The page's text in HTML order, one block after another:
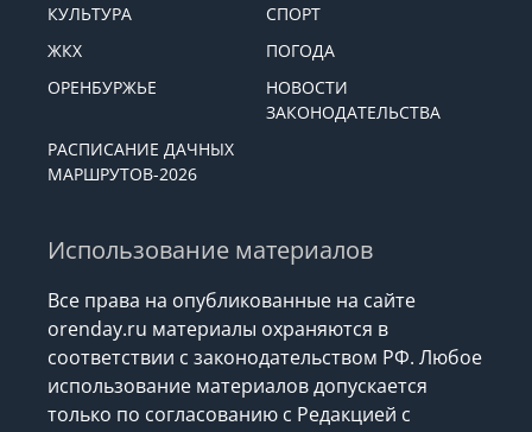
КУЛЬТУРА
СПОРТ
ЖКХ
ПОГОДА
ОРЕНБУРЖЬЕ
НОВОСТИ
ЗАКОНОДАТЕЛЬСТВА
РАСПИСАНИЕ ДАЧНЫХ
МАРШРУТОВ-2026
Использование материалов
Все права на опубликованные на сайте
orenday.ru материалы охраняются в
соответствии с законодательством РФ. Любое
использование материалов допускается
только по согласованию с Редакцией с